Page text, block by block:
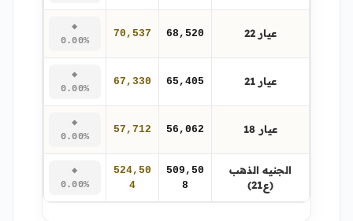
عيار 22 68,520
70,537
◆
0.00%
عيار 21 65,405
67,330
◆
0.00%
عيار 18 56,062
57,712
◆
0.00%
الجنيه الذهب
(ع21)
509,50
8
524,50
4
◆
0.00%